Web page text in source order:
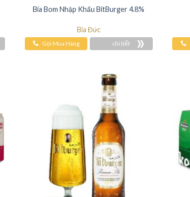
Bia Bom Nhập Khẩu BitBurger 4.8%
Bia Đức
Gọi Mua Hàng chi tiết